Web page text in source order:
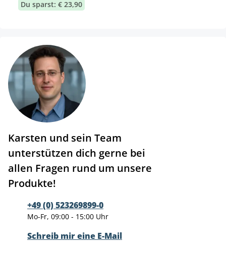
Du sparst: € 23,90
Karsten und sein Team
unterstützen dich gerne bei
allen Fragen rund um unsere
Produkte!
+49 (0) 523269899-0
Mo-Fr, 09:00 - 15:00 Uhr
Schreib mir eine E-Mail